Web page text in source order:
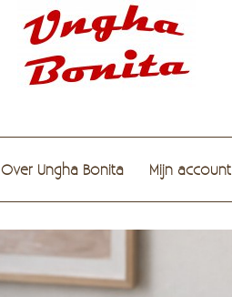
Over Ungha Bonita Mijn account